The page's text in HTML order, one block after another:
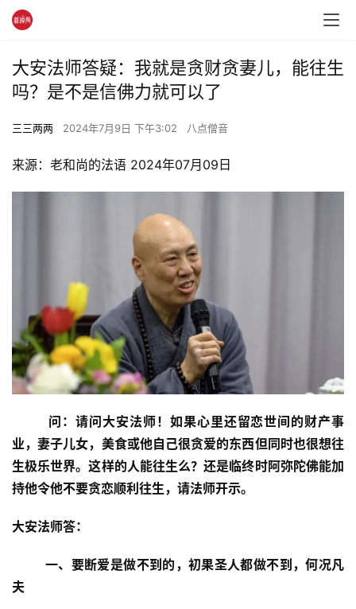
大安法师答疑：我就是贪财贪妻儿，能往生
吗？是不是信佛力就可以了
三三两两 2024年7月9日 下午3:02 八点僧音
来源：老和尚的法语 2024年07月09日
问：请问大安法师！如果心里还留恋世间的财产事
业，妻子儿女，美食或他自己很贪爱的东西但同时也很想往
生极乐世界。这样的人能往生么？还是临终时阿弥陀佛能加
持他令他不要贪恋顺利往生，请法师开示。
大安法师答：
一、要断爱是做不到的，初果圣人都做不到，何况凡
夫